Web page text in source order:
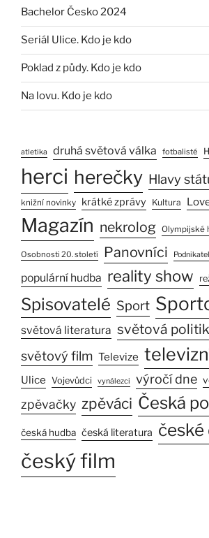
Bachelor Česko 2024
Seriál Ulice. Kdo je kdo
Poklad z půdy. Kdo je kdo
Na lovu. Kdo je kdo
atletika druhá světová válka fotbalisté
herci herečky Hlavy
knižní novinky krátké zprávy Kultura
Magazín nekrolog Olympijské
Osobnosti 20. století Panovníci
populární hudba reality show
Spisovatelé Sport
světová literatura světová
světový film Televize
Ulice Vojevůdci vynálezci výročí dne
zpěvačky zpěváci Česká
česká hudba česká literatura české
český film